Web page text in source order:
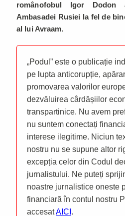
românofobul Igor
Ambasadei Rusiei la fel de
al lui Avraam.
„Podul” este o publicație
pe lupta anticorupție,
promovarea valorilor
dezvăluirea cârdășiilor
transpartinice. Nu avem
nu suntem conectați
interese ilegitime. Niciun
nostru nu se supune altor
excepția celor din Codul
jurnalistului. Ne puteți
noastre jurnalistice oneste
financiară în contul nostru
accesatAICI .